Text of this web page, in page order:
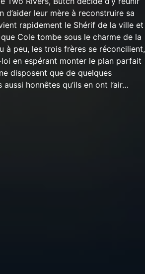
d’aider leur mère à reconstruire sa
rapidement le Shérif de la ville et
Cole tombe sous le charme de la
à peu, les trois frères se réconcilient,
en espérant monter le plan parfait
disposent que de quelques
honnêtes qu’ils en ont l’air…